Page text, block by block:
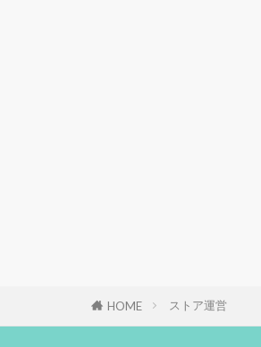
HOME ストア運営